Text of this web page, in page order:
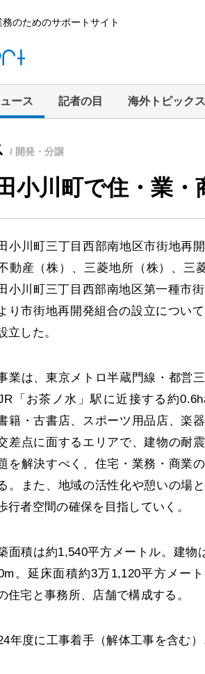
のためのサポートサイト
ース 記者の目 海外トピックス
/ 開発・分譲
小川町で住・業・
小川町三丁目西部南地区市街地再
動産（株）、三菱地所（株）、三
田小川町三丁目西部南地区第一種市
り市街地再開発組合の設立につい
立した。
業は、東京メトロ半蔵門線・都営
「お茶ノ水」駅に近接する約
籍・古書店、スポーツ用品店、楽
差点に面するエリアで、建物の耐
を解決すべく、住宅・業務・商業
。また、地域の活性化や憩いの場
行者空間の確保を目指していく。
面積は約1,540平方メートル。建物
。延床面積約3万1,120平方メー
住宅と事務所、店舗で構成する。
年度に工事着手（解体工事を含む）